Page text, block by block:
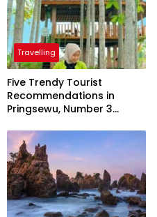
Travelling
Five Trendy Tourist
Recommendations in
Pringsewu, Number 3
President